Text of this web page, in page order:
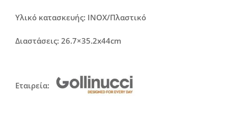
Υλικό κατασκευής: INOX/Πλαστικό
Διαστάσεις: 26.7×35.2x44cm
Εταιρεία: